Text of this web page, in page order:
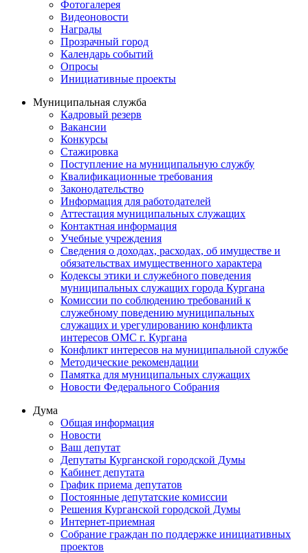
Фотогалерея
Видеоновости
Награды
Прозрачный город
Календарь событий
Опросы
Инициативные проекты
Муниципальная служба
Кадровый резерв
Вакансии
Конкурсы
Стажировка
Поступление на муниципальную службу
Квалификационные требования
Законодательство
Информация для работодателей
Аттестация муниципальных служащих
Контактная информация
Учебные учреждения
Сведения о доходах, расходах, об имуществе и
обязательствах имущественного характера
Кодексы этики и служебного поведения
муниципальных служащих города Кургана
Комиссии по соблюдению требований к
служебному поведению муниципальных
служащих и урегулированию конфликта
интересов ОМС г. Кургана
Конфликт интересов на муниципальной службе
Методические рекомендации
Памятка для муниципальных служащих
Новости Федерального Cобрания
Дума
Общая информация
Новости
Ваш депутат
Депутаты Курганской городской Думы
Кабинет депутата
График приема депутатов
Постоянные депутатские комиссии
Решения Курганской городской Думы
Интернет-приемная
Собрание граждан по поддержке инициативных
проектов